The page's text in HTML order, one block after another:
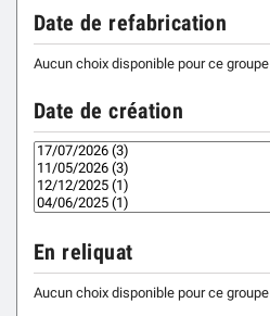
Date de refabrication
Aucun choix disponible pour ce groupe
Date de création
En reliquat
Aucun choix disponible pour ce groupe